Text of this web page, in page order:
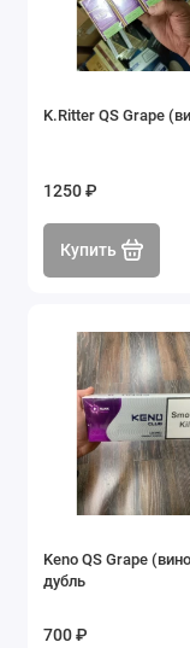
K.Ritter QS Grape
1250 ₽
Купить
Keno QS Grape
дубль
700 ₽